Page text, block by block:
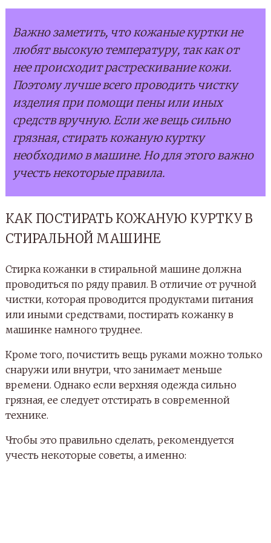
Важно заметить, что кожаные куртки не
любят высокую температуру, так как от
нее происходит растрескивание кожи.
Поэтому лучше всего проводить чистку
изделия при помощи пены или иных
средств вручную. Если же вещь сильно
грязная, стирать кожаную куртку
необходимо в машине. Но для этого важно
учесть некоторые правила.
КАК ПОСТИРАТЬ КОЖАНУЮ КУРТКУ В
СТИРАЛЬНОЙ МАШИНЕ
Стирка кожанки в стиральной машине должна
проводиться по ряду правил. В отличие от ручной
чистки, которая проводится продуктами питания
или иными средствами, постирать кожанку в
машинке намного труднее.
Кроме того, почистить вещь руками можно только
снаружи или внутри, что занимает меньше
времени. Однако если верхняя одежда сильно
грязная, ее следует отстирать в современной
технике.
Чтобы это правильно сделать, рекомендуется
учесть некоторые советы, а именно: